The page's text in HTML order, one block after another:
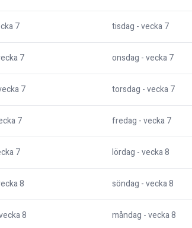
7 tisdag - vecka7
7 onsdag - vecka7
7 torsdag - vecka7
7 fredag - vecka7
7 lördag - vecka8
8 söndag - vecka8
8 måndag - vecka8